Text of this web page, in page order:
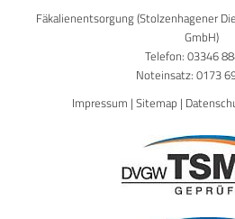
Fäkalienentsorgung (Stolzenhagener
GmbH)
Telefon: 03346
Noteinsatz: 0173
Impressum | Sitemap |